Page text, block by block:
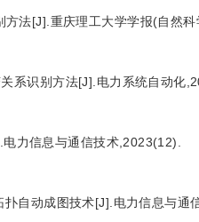
法[J].重庆理工大学学报(自然
系识别方法[J].电力系统自动化
力信息与通信技术,2023(12).
自动成图技术[J].电力信息与通